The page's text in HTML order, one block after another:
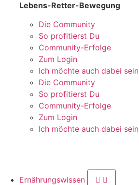
Lebens-Retter-Bewegung
Die Community
So profitierst Du
Community-Erfolge
Zum Login
Ich möchte auch dabei sein
Die Community
So profitierst Du
Community-Erfolge
Zum Login
Ich möchte auch dabei sein
Ernährungswissen